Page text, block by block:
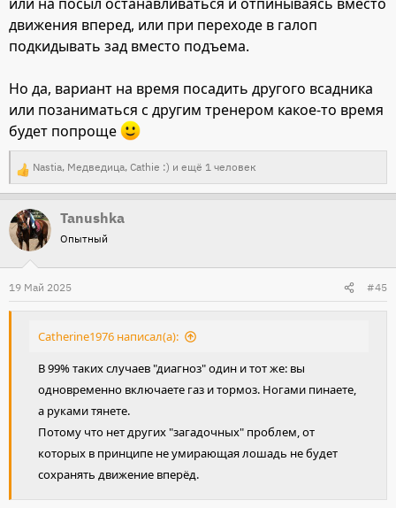
движения вперед, или при переходе в галоп
подкидывать зад вместо подъема.
Но да, вариант на время посадить другого всадника
или позаниматься с другим тренером какое-то время
будет попроще
Р
е
а
к
и
и
Nastia, Медведица, Cathie :) и ещё 1 человек
Tanushka
Опытный
19 Май 2025 #45
Catherine1976 написал(а):
В 99% таких случаев "диагноз" один и тот же: вы
одновременно включаете газ и тормоз. Ногами пинаете,
а руками тянете.
Потому что нет других "загадочных" проблем, от
которых в принципе не умирающая лошадь не будет
сохранять движение вперёд.